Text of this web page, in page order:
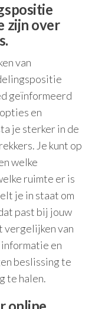
zijn over
van
geïnformeerd
en
je sterker in de
Je kunt op
welke
ruimte er is
je in staat om
past bij jouw
vergelijken van
en
beslissing te
te halen.